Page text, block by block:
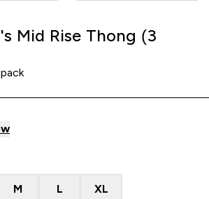
Mid Rise Thong (3
M L XL